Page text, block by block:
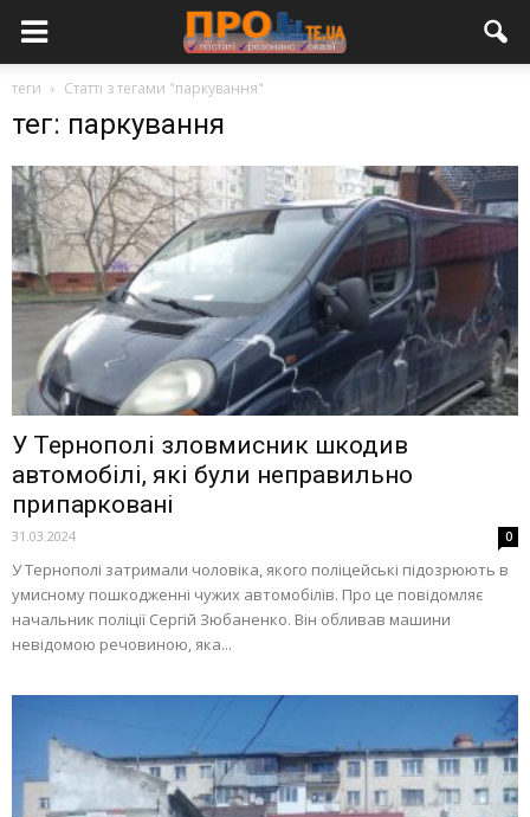
теги Статті з тегами "паркування"
тег: паркування
У Тернополі зловмисник шкодив
автомобілі, які були неправильно
припарковані
31.03.2024 0
У Тернополі затримали чоловіка, якого поліцейські підозрюють в
умисному пошкодженні чужих автомобілів. Про це повідомляє
начальник поліції Сергій Зюбаненко. Він обливав машини
невідомою речовиною, яка...